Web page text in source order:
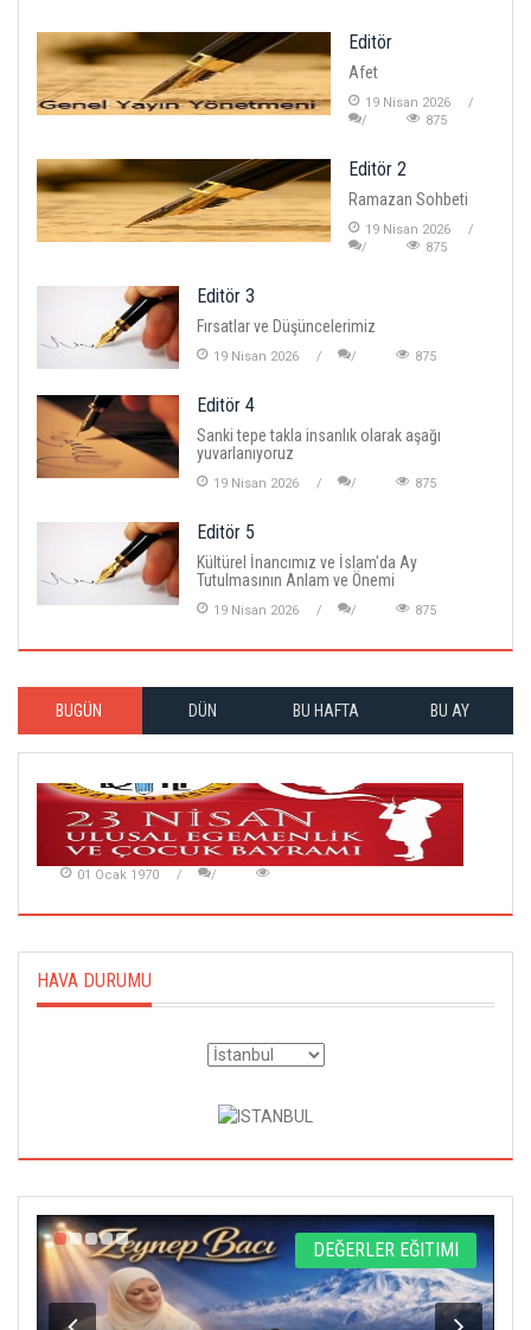
Editör
Afet
19 Nisan 2026
875
Editör 2
Ramazan Sohbeti
19 Nisan 2026
875
Editör 3
Fırsatlar ve Düşüncelerimiz
19 Nisan 2026 875
Editör 4
Sanki tepe takla insanlık olarak aşağı
yuvarlanıyoruz
19 Nisan 2026 875
Editör 5
Kültürel İnancımız ve İslam'da Ay
Tutulmasının Anlam ve Önemi
19 Nisan 2026 875
BUGÜN DÜN BU HAFTA BU AY
01 Ocak 1970
HAVA DURUMU
DEĞERLER EĞITIMI